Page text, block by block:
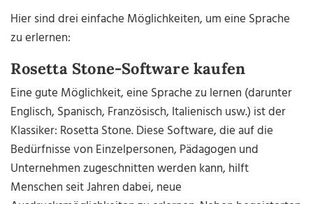
Hier sind drei einfache Möglichkeiten, um eine Sprache
zu erlernen:
Rosetta Stone-Software kaufen
Eine gute Möglichkeit, eine Sprache zu lernen (darunter
Englisch, Spanisch, Französisch, Italienisch usw.) ist der
Klassiker: Rosetta Stone. Diese Software, die auf die
Bedürfnisse von Einzelpersonen, Pädagogen und
Unternehmen zugeschnitten werden kann, hilft
Menschen seit Jahren dabei, neue